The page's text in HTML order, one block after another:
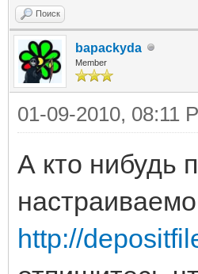
Поиск
bapackyda
Member
01-09-2010, 08:11
А кто нибудь
http://